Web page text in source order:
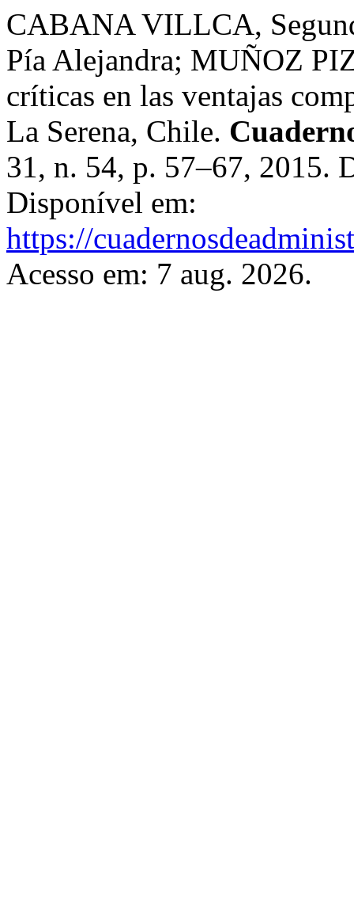
CABANA VILLCA,
Pía Alejandra; MUÑOZ
críticas en las ventajas
La Serena, Chile.
31, n. 54, p. 57–67, 2015.
Disponível em:
https://
Acesso em: 7 aug. 2026.